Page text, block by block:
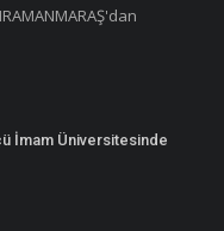
İmam Üniversitesinde